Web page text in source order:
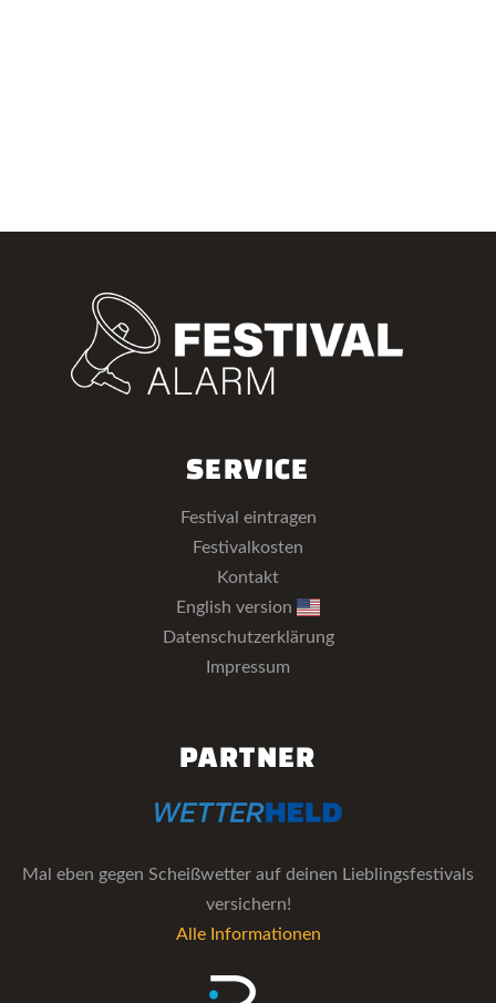
SERVICE
Festival eintragen
Festivalkosten
Kontakt
English version
Datenschutzerklärung
Impressum
PARTNER
Mal eben gegen Scheißwetter auf deinen Lieblingsfestivals
versichern!
Alle Informationen